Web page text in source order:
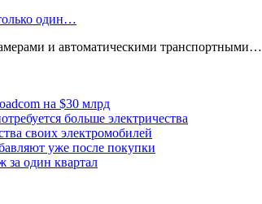
один…
и автоматическими транспортными…
на $30 млрд
больше электричества
своих электромобилей
уже после покупки
за один квартал